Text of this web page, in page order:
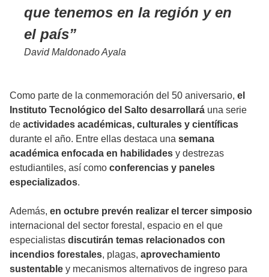
que tenemos en la región y en
el país
David Maldonado Ayala
Como parte de la conmemoración del 50 aniversario, el
Instituto Tecnológico del Salto desarrollará una serie
de actividades académicas, culturales y científicas
durante el año. Entre ellas destaca una semana
académica enfocada en habilidades y destrezas
estudiantiles, así como conferencias y paneles
especializados.
Además, en octubre prevén realizar el tercer simposio
internacional del sector forestal, espacio en el que
especialistas discutirán temas relacionados con
incendios forestales, plagas, aprovechamiento
sustentable y mecanismos alternativos de ingreso para